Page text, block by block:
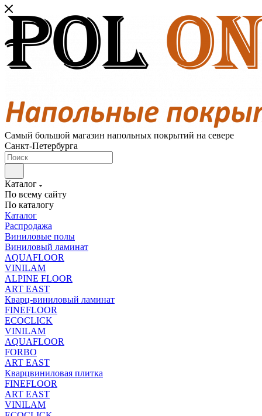
Самый большой магазин напольных покрытий на севере
Санкт-Петербурга
Каталог
По всему сайту
По каталогу
Каталог
Распродажа
Виниловые полы
Виниловый ламинат
AQUAFLOOR
VINILAM
ALPINE FLOOR
ART EAST
Кварц-виниловый ламинат
FINEFLOOR
ECOCLICK
VINILAM
AQUAFLOOR
FORBO
ART EAST
Кварцвиниловая плитка
FINEFLOOR
ART EAST
VINILAM